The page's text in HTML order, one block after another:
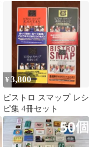
下村工業
¥3,800
ビストロ スマップ レシ
ピ集 4冊セット